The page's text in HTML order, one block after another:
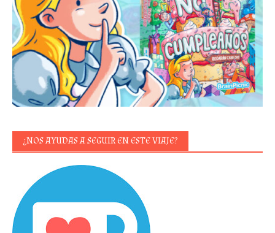
¿NOS AYUDAS A SEGUIR EN ESTE VIAJE?